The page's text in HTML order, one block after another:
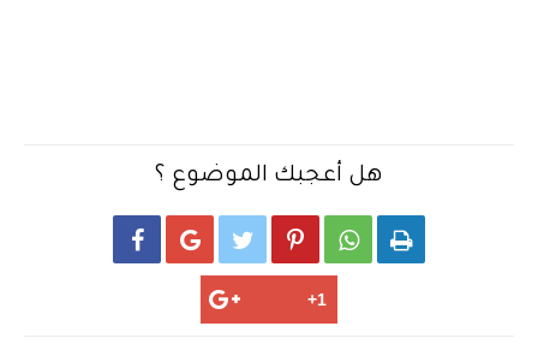
هل أعجبك الموضوع ؟
     